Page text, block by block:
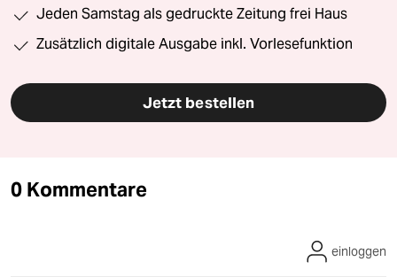
Jeden Samstag als gedruckte Zeitung frei Haus
Zusätzlich digitale Ausgabe inkl. Vorlesefunktion
Jetzt bestellen
0 Kommentare
einloggen